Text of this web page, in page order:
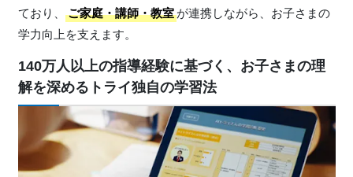
ており、
ご家庭・講師・教室が連携しながら、お子さまの
学力向上を支えます。
140万人以上の指導経験に基づく、お子さまの理
解を深めるトライ独自の学習法